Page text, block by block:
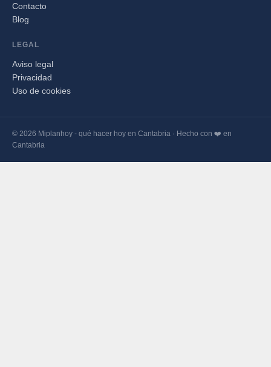
Contacto
Blog
LEGAL
Aviso legal
Privacidad
Uso de cookies
© 2026 Miplanhoy - qué hacer hoy en Cantabria · Hecho con ❤️ en
Cantabria